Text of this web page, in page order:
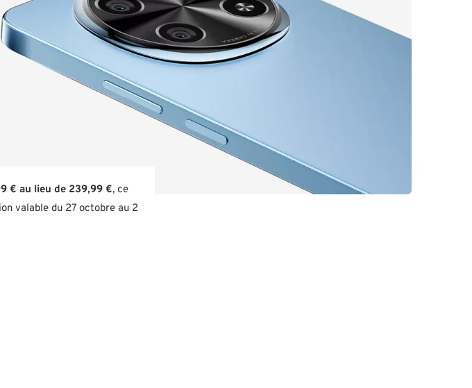
€ au lieu de 239,99 €, ce
valable du 27 octobre au 2